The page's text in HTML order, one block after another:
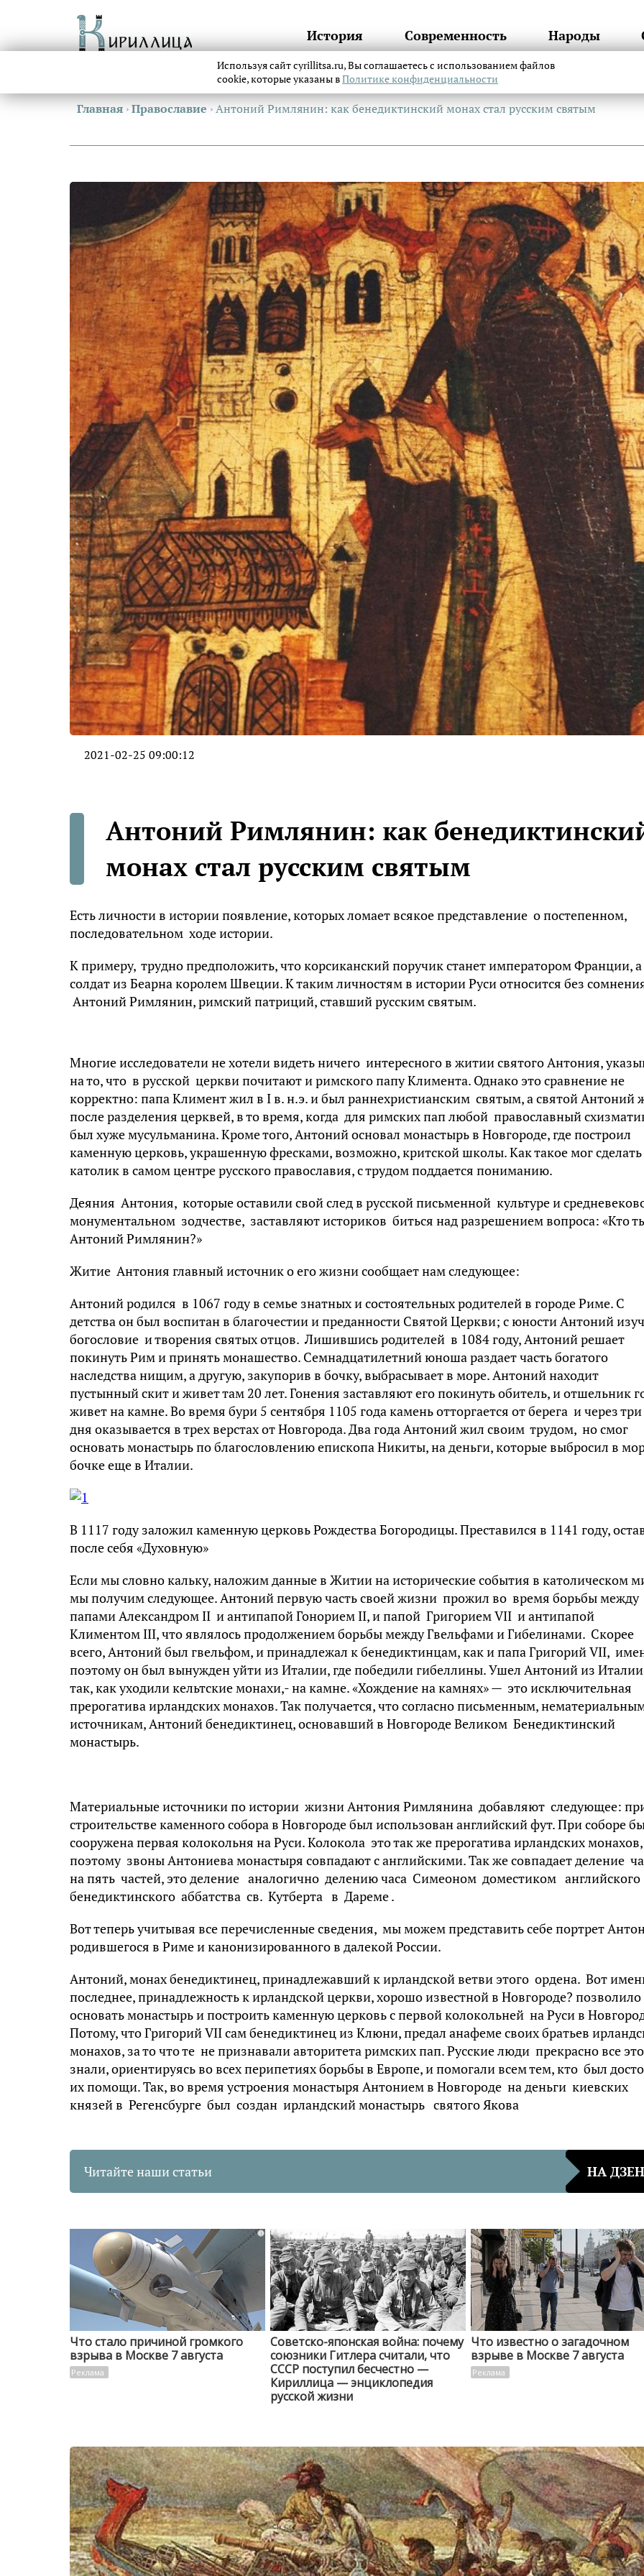
История Современность Народы
Главная ›Православие ›Антоний Римлянин: как бенедиктинский монах стал русским святым
2021-02-25 09:00:12
Антоний Римлянин: как
монах стал русским святым
Есть личности в истории появление, которых ломает всякое представление о постепенном,
последовательном ходе истории.
К примеру, трудно предположить, что корсиканский поручик станет императором Франции, а
солдат из Беарна королем Швеции. К таким личностям в истории Руси относится без
Антоний Римлянин, римский патриций, ставший русским святым.
Многие исследователи не хотели видеть ничего интересного в житии святого Антония,
на то, что в русской церкви почитают и римского папу Климента. Однако это сравнение не
корректно: папа Климент жил в I в. н.э. и был раннехристианским святым, а святой Антоний
после разделения церквей, в то время, когда для римских пап любой православный
был хуже мусульманина. Кроме того, Антоний основал монастырь в Новгороде, где построил
каменную церковь, украшенную фресками, возможно, критской школы. Как такое мог сделать
католик в самом центре русского православия, с трудом поддается пониманию.
Деяния Антония, которые оставили свой след в русской письменной культуре и
монументальном зодчестве, заставляют историков биться над разрешением вопроса: «Кто
Антоний Римлянин?»
Житие Антония главный источник о его жизни сообщает нам следующее:
Антоний родился в 1067 году в семье знатных и состоятельных родителей в городе Риме. С
детства он был воспитан в благочестии и преданности Святой Церкви; с юности Антоний
богословие и творения святых отцов. Лишившись родителей в 1084 году, Антоний решает
покинуть Рим и принять монашество. Семнадцатилетний юноша раздает часть богатого
наследства нищим, а другую, закупорив в бочку, выбрасывает в море. Антоний находит
пустынный скит и живет там 20 лет. Гонения заставляют его покинуть обитель, и отшельник
живет на камне. Во время бури 5 сентября 1105 года камень отторгается от берега и через три
дня оказывается в трех верстах от Новгорода. Два года Антоний жил своим трудом, но смог
основать монастырь по благословлению епископа Никиты, на деньги, которые выбросил в
бочке еще в Италии.
В 1117 году заложил каменную церковь Рождества Богородицы. Преставился в 1141 году,
после себя «Духовную»
Если мы словно кальку, наложим данные в Житии на исторические события в католическом
мы получим следующее. Антоний первую часть своей жизни прожил во время борьбы между
папами Александром II и антипапой Гонорием II, и папой Григорием VII и антипапой
Климентом III, что являлось продолжением борьбы между Гвельфами и Гибелинами. Скорее
всего, Антоний был гвельфом, и принадлежал к бенедиктинцам, как и папа Григорий VII,
поэтому он был вынужден уйти из Италии, где победили гибеллины. Ушел Антоний из Италии
так, как уходили кельтские монахи,- на камне. «Хождение на камнях» — это исключительная
прерогатива ирландских монахов. Так получается, что согласно письменным,
источникам, Антоний бенедиктинец, основавший в Новгороде Великом Бенедиктинский
монастырь.
Материальные источники по истории жизни Антония Римлянина добавляют следующее:
строительстве каменного собора в Новгороде был использован английский фут. При соборе
сооружена первая колокольня на Руси. Колокола это так же прерогатива ирландских монахов,
поэтому звоны Антониева монастыря совпадают с английскими. Так же совпадает деление
на пять частей, это деление аналогично делению часа Симеоном доместиком английского
бенедиктинского аббатства св. Кутберта в Дареме .
Вот теперь учитывая все перечисленные сведения, мы можем представить себе портрет
родившегося в Риме и канонизированного в далекой России.
Антоний, монах бенедиктинец, принадлежавший к ирландской ветви этого ордена. Вот
последнее, принадлежность к ирландской церкви, хорошо известной в Новгороде?
основать монастырь и построить каменную церковь с первой колокольней на Руси в
Потому, что Григорий VII сам бенедиктинец из Клюни, предал анафеме своих братьев
монахов, за то что те не признавали авторитета римских пап. Русские люди прекрасно все это
знали, ориентируясь во всех перипетиях борьбы в Европе, и помогали всем тем, кто был
их помощи. Так, во время устроения монастыря Антонием в Новгороде на деньги киевских
князей в Регенсбурге был создан ирландский монастырь святого Якова
Читайте наши статьи НА ДЗЕН
i
Что стало причиной громкого
взрыва в Москве 7 августа
Советско-японская война: почему
союзники Гитлера считали, что
СССР поступил бесчестно —
Кириллица — энциклопедия
русской жизни
Что известно о загадочном
взрыве в Москве 7 августа
Используя сайт cyrillitsa.ru, Вы соглашаетесь с использованием файлов
cookie, которые указаны вПолитике конфиденциальности